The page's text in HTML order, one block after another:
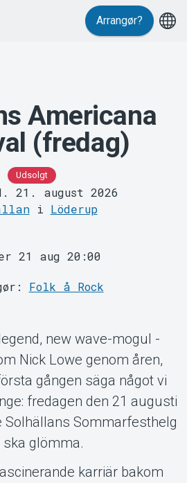
Tickster
Arrangør?
Americana
(fredag)
Udsolgt
21. august 2026
i Löderup
21 aug 20:00
Folk å Rock
new wave-mogul -
Nick Lowe genom åren,
gången säga något vi
fredagen den 21 augusti
Solhällans Sommarfesthelg
glömma.
karriär bakom